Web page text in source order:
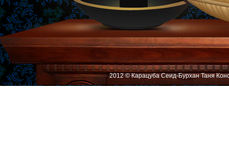
2012 © Карацуба Сеид-Бурхан Таня